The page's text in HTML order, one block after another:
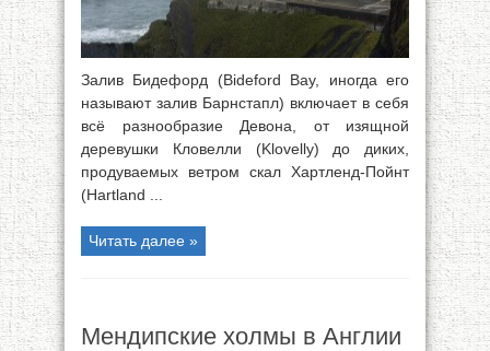
Залив Бидефорд (Bideford Вау, иногда его
называют залив Барнстапл) включает в себя
всё разнообразие Девона, от изящной
деревушки Кловелли (Klovelly) до диких,
продуваемых ветром скал Хартленд-Пойнт
(Hartland ...
Читать далее »
Мендипские холмы в Англии